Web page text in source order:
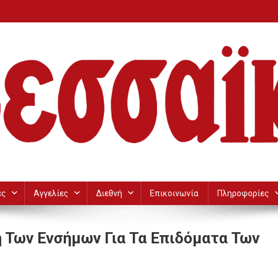
Αγγελίες Διεθνή Επικοινωνία Πληροφορίες
Ενσήμων Για Τα Επιδόματα Των